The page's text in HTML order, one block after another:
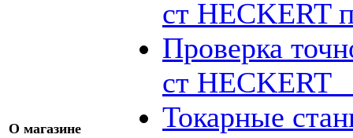
О магазине
ст HECKERT
Проверка
ст HECKERT
Токарные